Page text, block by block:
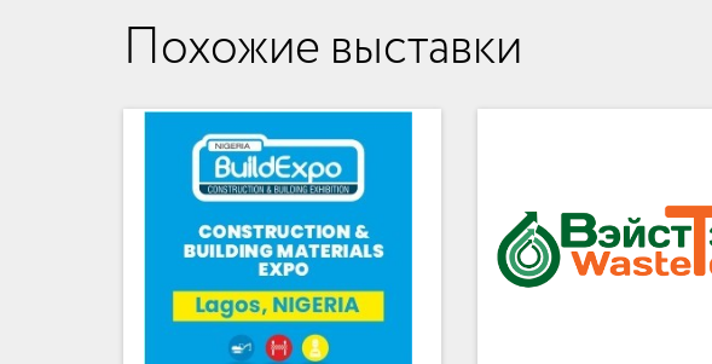
Похожие выставки